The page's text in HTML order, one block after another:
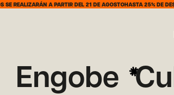
PARTIR DEL 21 DE AGOSTOHASTA 25% DE DESCUENTO DEL 7
Engobe